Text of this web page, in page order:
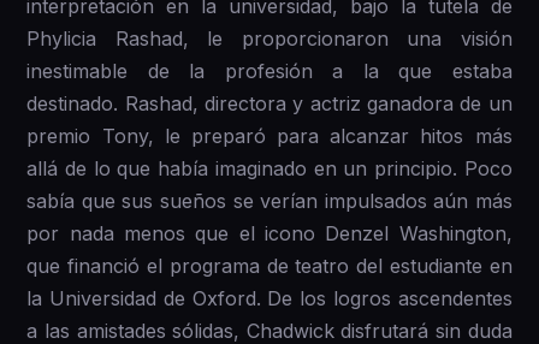
interpretación en la universidad, bajo la tutela de
Phylicia Rashad, le proporcionaron una visión
inestimable de la profesión a la que estaba
destinado. Rashad, directora y actriz ganadora de un
premio Tony, le preparó para alcanzar hitos más
allá de lo que había imaginado en un principio. Poco
sabía que sus sueños se verían impulsados aún más
por nada menos que el icono Denzel Washington,
que financió el programa de teatro del estudiante en
la Universidad de Oxford. De los logros ascendentes
a las amistades sólidas, Chadwick disfrutará sin duda